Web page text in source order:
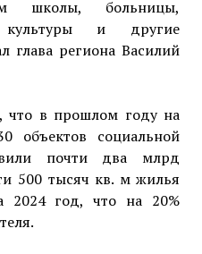
школы, больницы,
и другие
глава региона Василий
что в прошлом году на
объектов социальной
почти два млрд
500 тысяч кв. м жилья
2024 год, что на 20%